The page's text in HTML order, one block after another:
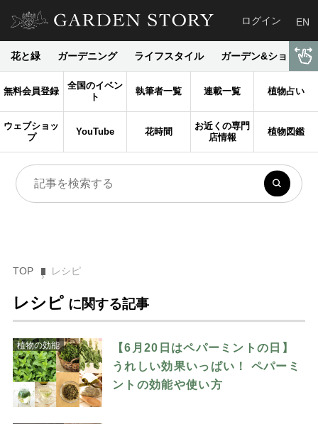
ログイン EN
花と緑 ガーデニング ライフスタイル ガーデン&ショップ
無料会員登録
全国のイベン
ト
執筆者一覧 連載一覧 植物占い
ウェブショッ
プ
YouTube 花時間
お近くの専門
店情報
植物図鑑
TOP レシピ
レシピ に関する記事
植物の効能
【6月20日はペパーミントの日】
うれしい効果いっぱい！ ペパーミ
ントの効能や使い方